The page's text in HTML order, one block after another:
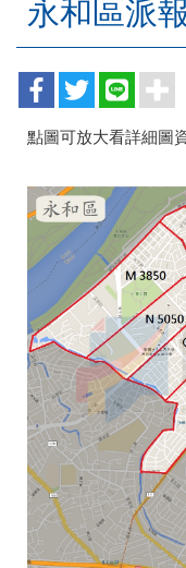
永和區派報
點圖可放大看詳細圖